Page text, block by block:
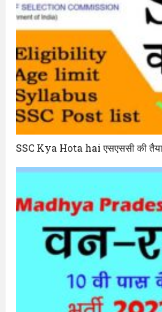
SSC Kya Hota hai एसएससी की